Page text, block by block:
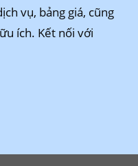
vụ, bảng giá, cũng
ích. Kết nối với